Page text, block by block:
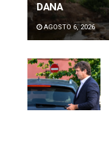
DANA
AGOSTO 6, 2026